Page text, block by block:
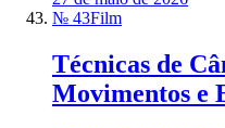
№ 43Film
Técnicas de
Movimentos e